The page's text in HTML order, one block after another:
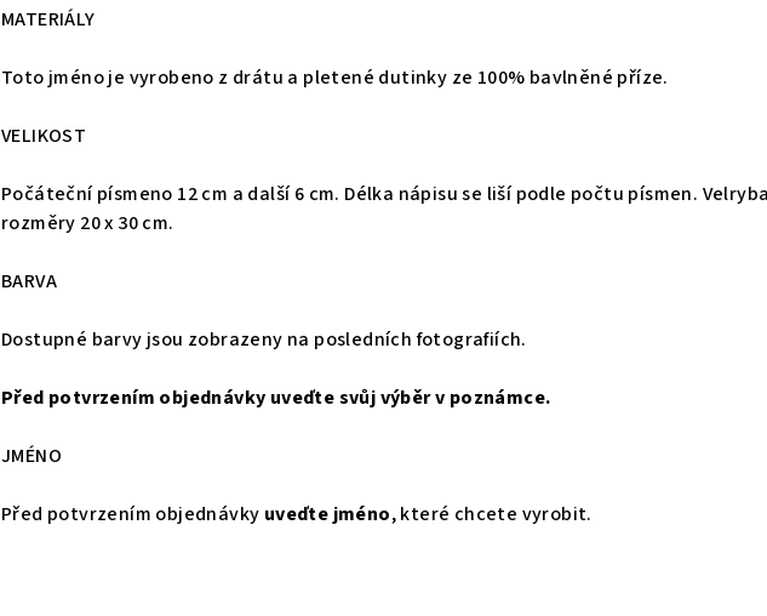
MATERIÁLY
Toto jméno je vyrobeno z drátu a pletené dutinky ze 100% bavlněné příze.
VELIKOST
Počáteční písmeno 12 cm a další 6 cm. Délka nápisu se liší podle počtu písmen.
rozměry 20 x 30 cm.
BARVA
Dostupné barvy jsou zobrazeny na posledních fotografiích.
Před potvrzením objednávky uveďte svůj výběr v poznámce.
JMÉNO
Před potvrzením objednávky uveďte jméno, které chcete vyrobit.